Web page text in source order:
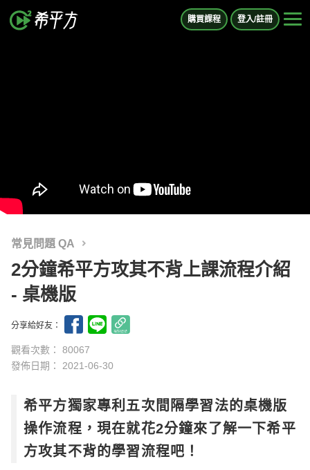
購買課程 登入/註冊
常見問題 QA
2分鐘希平方攻其不背上課流程介紹
- 桌機版
分享給好友：
觀看次數： 80067
發佈日期： 2021-06-30
希平方獨家專利五次間隔學習法的桌機版
操作流程，現在就花2分鐘來了解一下希平
方攻其不背的學習流程吧！